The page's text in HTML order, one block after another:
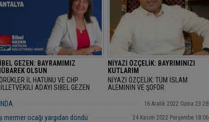
GEZEN: BAYRAMIMIZ
OLSUN
İL HATUNU VE CHP
ADAYI SİBEL GEZEN
MÜBAREK OLSUN" DEDİ.
NİYAZİ ÖZÇELİK: BAYRIMINIZI
KUTLARIM
NİYAZİ ÖZÇELİK: TÜM İSLAM
ALEMİNİN VE ŞOFÖR
BAYRAMINIZI KUTLARIM16 Aralık 2022 Cuma 23:28
mermer ocağı yargıdan döndü 24 Kasım 2022 Perşembe 18:06